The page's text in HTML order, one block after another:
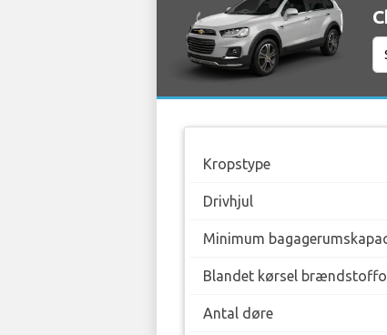
Kropstype
Drivhjul
Minimum
Blandet kørsel
Antal døre